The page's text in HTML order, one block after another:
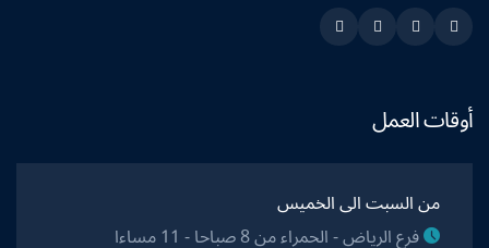
Snapchat
Twitter
Linkedin
Instagram
أوقات العمل
من السبت الى الخميس
فرع الرياض - الحمراء من 8 صباحا - 11 مساءا